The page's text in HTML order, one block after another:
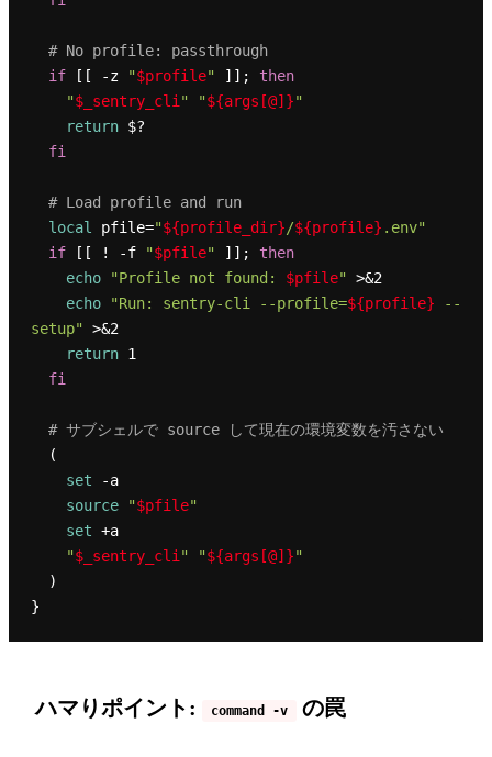
# No profile: passthrough
if [[ -z "$profile" ]]; then
"$_sentry_cli" "${args[@]}"
return $?
fi
# Load profile and run
local pfile="${profile_dir}/${profile} .env"
if [[ ! -f "$pfile" ]]; then
echo
"Profile not found: $pfile" >&2
echo
"Run: sentry-cli --profile=${profile} --
setup" >&2
return 1
fi
# サブシェルで source して現在の環境変数を汚さない
set -a
source
"$pfile"
set +a
"$_sentry_cli" "${args[@]}"
ハマりポイント: command -v の罠